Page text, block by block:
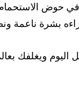
حوض
بشرة ناعمة
ويغلفك بعالم